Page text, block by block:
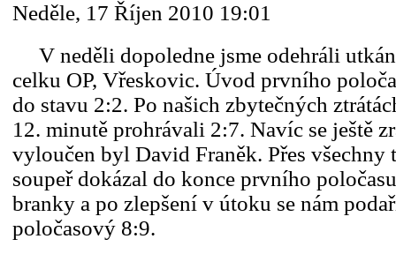
Neděle, 17 Říjen 2010 19:01
V neděli dopoledne jsme odehráli
celku OP, Vřeskovic. Úvod prvního
do stavu 2:2. Po našich zbytečných
12. minutě prohrávali 2:7. Navíc se ještě
vyloučen byl David Franěk. Přes všechny
soupeř dokázal do konce prvního
branky a po zlepšení v útoku se nám
poločasový 8:9.